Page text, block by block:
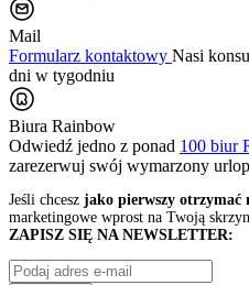
Mail
Formularz kontaktowy Nasi
dni w tygodniu
Biura Rainbow
Odwiedź jedno z ponad 100 biur
zarezerwuj swój wymarzony urlop
Jeśli chcesz jako pierwszy otrzymać
marketingowe wprost na Twoją
ZAPISZ SIĘ NA NEWSLETTER: